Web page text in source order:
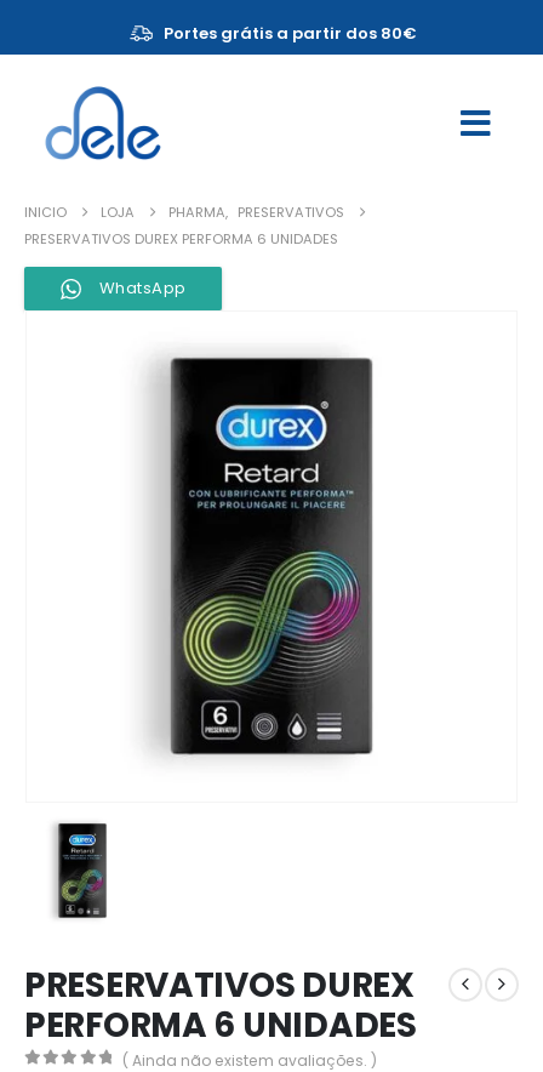
Portes grátis a partir dos 80€
INICIO LOJA PHARMA, PRESERVATIVOS
PRESERVATIVOS DUREX PERFORMA 6 UNIDADES
WhatsApp
PRESERVATIVOS DUREX
PERFORMA 6 UNIDADES
( Ainda não existem avaliações. )